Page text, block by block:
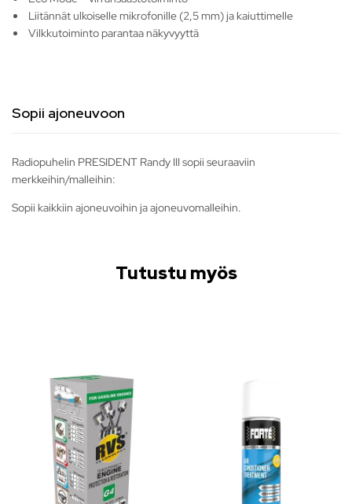
Liitännät ulkoiselle mikrofonille (2,5 mm) ja kaiuttimelle
Vilkkutoiminto parantaa näkyvyyttä
Sopii ajoneuvoon
Radiopuhelin PRESIDENT Randy III sopii seuraaviin
merkkeihin/malleihin:
Sopii kaikkiin ajoneuvoihin ja ajoneuvomalleihin.
Tutustu myös